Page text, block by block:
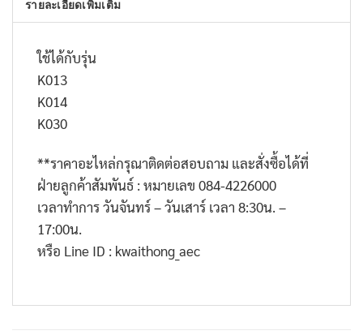
รายละเอียดเพิ่มเติม
ใช้ได้กับรุ่น
K013
K014
K030
**ราคาอะไหล่กรุณาติดต่อสอบถาม และสั่งซื้อได้ที่
ฝ่ายลูกค้าสัมพันธ์ : หมายเลข 084-4226000
เวลาทำการ วันจันทร์ – วันเสาร์ เวลา 8:30น. –
17:00น.
หรือ Line ID : kwaithong_aec